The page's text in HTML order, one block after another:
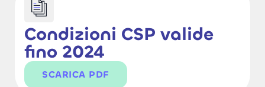
Condizioni CSP valide
fino 2024
SCARICA PDF